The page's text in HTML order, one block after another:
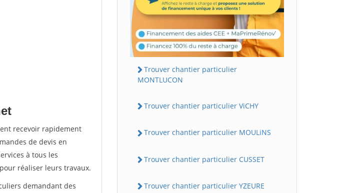
recevoir rapidement
de devis en
à tous les
réaliser leurs travaux.
demandant des
Trouver chantier particulier
MONTLUCON
Trouver chantier particulier ViCHY
Trouver chantier particulier MOULiNS
Trouver chantier particulier CUSSET
Trouver chantier particulier YZEURE